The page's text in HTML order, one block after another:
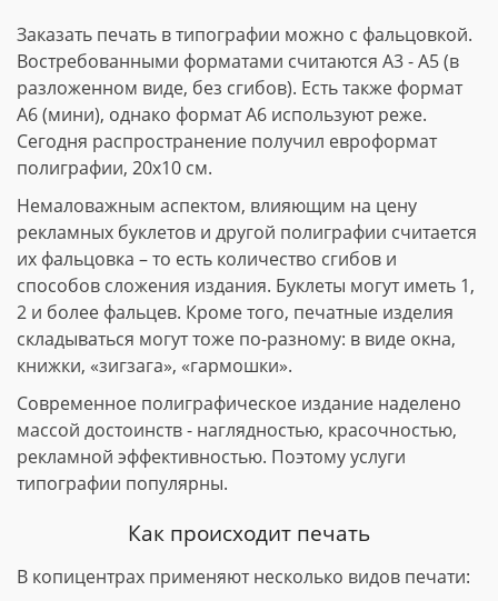
Заказать печать в типографии можно с фальцовкой.
Востребованными форматами считаются А3 - А5 (в
разложенном виде, без сгибов). Есть также формат
А6 (мини), однако формат А6 используют реже.
Сегодня распространение получил евроформат
полиграфии, 20х10 см.
Немаловажным аспектом, влияющим на цену
рекламных буклетов и другой полиграфии считается
их фальцовка – то есть количество сгибов и
способов сложения издания. Буклеты могут иметь 1,
2 и более фальцев. Кроме того, печатные изделия
складываться могут тоже по-разному: в виде окна,
книжки, «зигзага», «гармошки».
Современное полиграфическое издание наделено
массой достоинств - наглядностью, красочностью,
рекламной эффективностью. Поэтому услуги
типографии популярны.
Как происходит печать
В копицентрах применяют несколько видов печати: